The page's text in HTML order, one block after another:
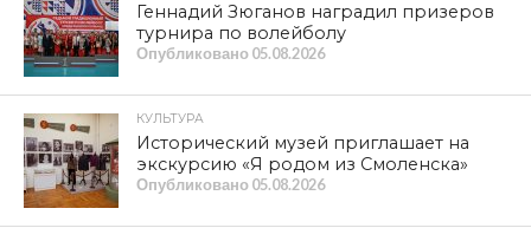
Геннадий Зюганов наградил призеров
турнира по волейболу
Опубликовано 05.08.2026
КУЛЬТУРА
Исторический музей приглашает на
экскурсию «Я родом из Смоленска»
Опубликовано 05.08.2026